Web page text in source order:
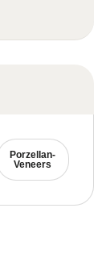
Porzellan-
Veneers